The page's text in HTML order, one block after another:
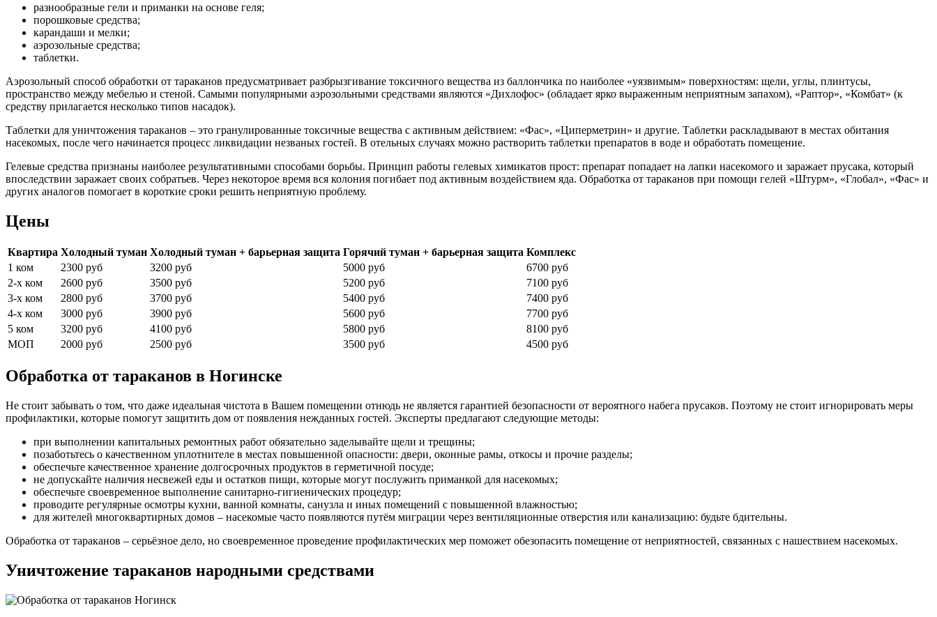
разнообразные гели и приманки на основе геля;
порошковые средства;
карандаши и мелки;
аэрозольные средства;
таблетки.
Аэрозольный способ обработки от тараканов предусматривает разбрызгивание токсичного вещества из баллончика по наиболее «уязвимым» поверхностям: щели, углы, плинтусы,
пространство между мебелью и стеной. Самыми популярными аэрозольными средствами являются «Дихлофос» (обладает ярко выраженным неприятным запахом), «Раптор», «Комбат» (к
средству прилагается несколько типов насадок).
Таблетки для уничтожения тараканов – это гранулированные токсичные вещества с активным действием: «Фас», «Циперметрин» и другие. Таблетки раскладывают в местах обитания
насекомых, после чего начинается процесс ликвидации незваных гостей. В отельных случаях можно растворить таблетки препаратов в воде и обработать помещение.
Гелевые средства признаны наиболее результативными способами борьбы. Принцип работы гелевых химикатов прост: препарат попадает на лапки насекомого и заражает прусака, который
впоследствии заражает своих собратьев. Через некоторое время вся колония погибает под активным воздействием яда. Обработка от тараканов при помощи гелей «Штурм», «Глобал», «Фас» и
других аналогов помогает в короткие сроки решить неприятную проблему.
Цены
Квартира Холодный туман Холодный туман + барьерная защита Горячий туман + барьерная защита Комплекс
1 ком
2300 руб 3200 руб 5000 руб
6700 руб
2-х ком
2600 руб 3500 руб 5200 руб
7100 руб
3-х ком
2800 руб 3700 руб 5400 руб
7400 руб
4-х ком
3000 руб 3900 руб 5600 руб
7700 руб
5 ком
3200 руб 4100 руб 5800 руб
8100 руб
МОП
2000 руб 2500 руб 3500 руб 4500 руб
Обработка от тараканов в Ногинске
Не стоит забывать о том, что даже идеальная чистота в Вашем помещении отнюдь не является гарантией безопасности от вероятного набега прусаков. Поэтому не стоит игнорировать меры
профилактики, которые помогут защитить дом от появления нежданных гостей. Эксперты предлагают следующие методы:
при выполнении капитальных ремонтных работ обязательно заделывайте щели и трещины;
позаботьтесь о качественном уплотнителе в местах повышенной опасности: двери, оконные рамы, откосы и прочие разделы;
обеспечьте качественное хранение долгосрочных продуктов в герметичной посуде;
не допускайте наличия несвежей еды и остатков пищи, которые могут послужить приманкой для насекомых;
обеспечьте своевременное выполнение санитарно-гигиенических процедур;
проводите регулярные осмотры кухни, ванной комнаты, санузла и иных помещений с повышенной влажностью;
для жителей многоквартирных домов – насекомые часто появляются путём миграции через вентиляционные отверстия или канализацию: будьте бдительны.
Обработка от тараканов – серьёзное дело, но своевременное проведение профилактических мер поможет обезопасить помещение от неприятностей, связанных с нашествием насекомых.
Уничтожение тараканов народными средствами